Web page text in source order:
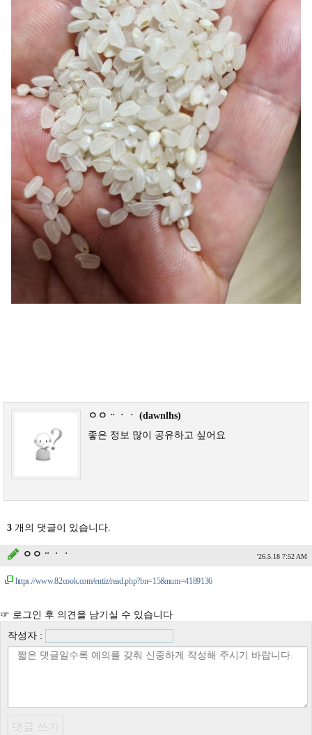
ㅇㅇᆢㆍㆍ (dawnlhs)
좋은 정보 많이 공유하고 싶어요
3 개의 댓글이 있습니다.
ㅇㅇᆢㆍㆍ '26.5.18 7:52 AM
https://www.82cook.com/entiz/read.php?bn=15&num=4189136
☞ 로그인 후 의견을 남기실 수 있습니다
작성자 :